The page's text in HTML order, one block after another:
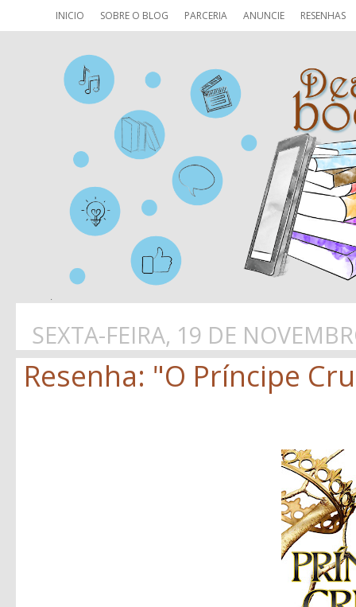
INICIO SOBRE O BLOG PARCERIA ANUNCIE RESENHAS
SEXTA-FEIRA, 19 DE
Resenha: "O Príncipe